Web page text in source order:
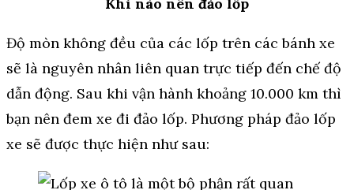
Khi nào nên đảo lốp
Độ mòn không đều của các lốp trên các bánh xe
sẽ là nguyên nhân liên quan trực tiếp đến chế độ
dẫn động. Sau khi vận hành khoảng 10.000 km thì
bạn nên đem xe đi đảo lốp. Phương pháp đảo lốp
xe sẽ được thực hiện như sau: